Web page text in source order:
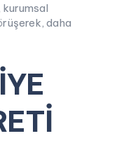
kurumsal
daha